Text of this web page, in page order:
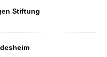
Stiftung